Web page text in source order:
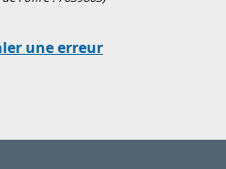
une erreur